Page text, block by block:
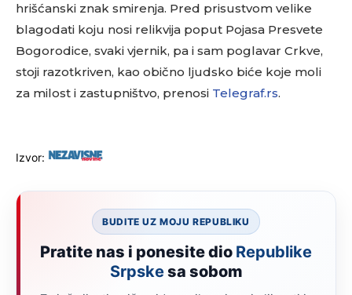
hrišćanski znak smirenja. Pred prisustvom velike
blagodati koju nosi relikvija poput Pojasa Presvete
Bogorodice, svaki vjernik, pa i sam poglavar Crkve,
stoji razotkriven, kao obično ljudsko biće koje moli
za milost i zastupništvo, prenosi Telegraf.rs.
Izvor:
BUDITE UZ MOJU REPUBLIKU
Pratite nas i ponesite dio Republike
Srpskesa sobom